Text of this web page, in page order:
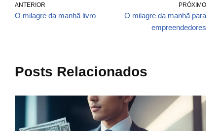
ANTERIOR
O milagre da manhã livro
PRÓXIMO
O milagre da manhã para
empreendedores
Posts Relacionados